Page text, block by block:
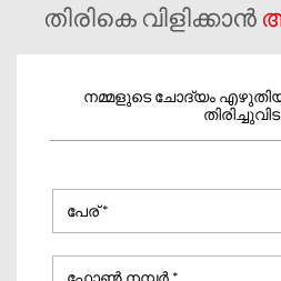
തിരികെ വിളിക്കാൻ
നമ്മളുടെ ചോദ്യം